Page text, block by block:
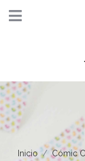
Inicio
Cómic